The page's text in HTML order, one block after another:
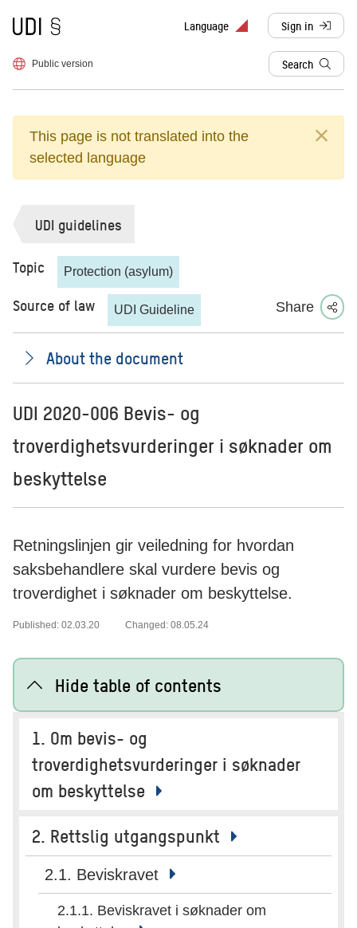
To frontpage Language Sign in
, redirects to
Public version Search
This page is not translated into the
selected language
UDI guidelines
Topic Protection (asylum)
Source of law UDI Guideline Share
About the document
UDI 2020-006 Bevis- og
troverdighetsvurderinger i søknader om
beskyttelse
Retningslinjen gir veiledning for hvordan
saksbehandlere skal vurdere bevis og
troverdighet i søknader om beskyttelse.
Published: 02.03.20 Changed: 08.05.24
Hide table of contents
1. Om bevis- og
troverdighetsvurderinger i søknader
om beskyttelse
2. Rettslig utgangspunkt
2.1. Beviskravet
2.1.1. Beviskravet i søknader om